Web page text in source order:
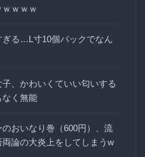
ｗｗｗ
ぎる…L寸10個パックでなん
、かわいくていい匂いする
なく無能
のおいなり巻（600円）、流
論の大炎上をしてしまうw